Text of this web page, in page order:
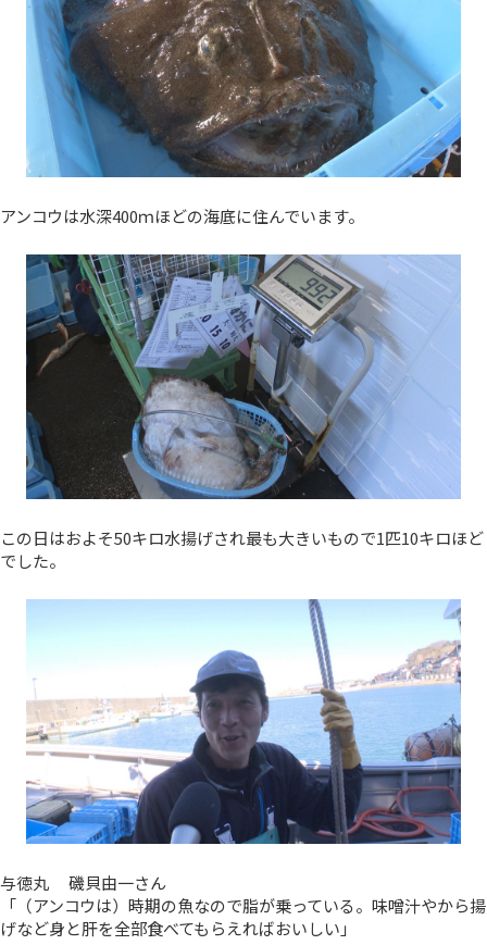
アンコウは水深400ｍほどの海底に住んでいます。
この日はおよそ50キロ水揚げされ最も大きいもので1匹10キロほど
でした。
与徳丸 磯貝由一さん
「（アンコウは）時期の魚なので脂が乗っている。味噌汁やから揚
げなど身と肝を全部食べてもらえればおいしい」